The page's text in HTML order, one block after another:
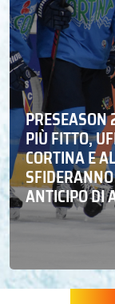
PIÙ FITTO,
CORTINA E
ANTICIPO DI